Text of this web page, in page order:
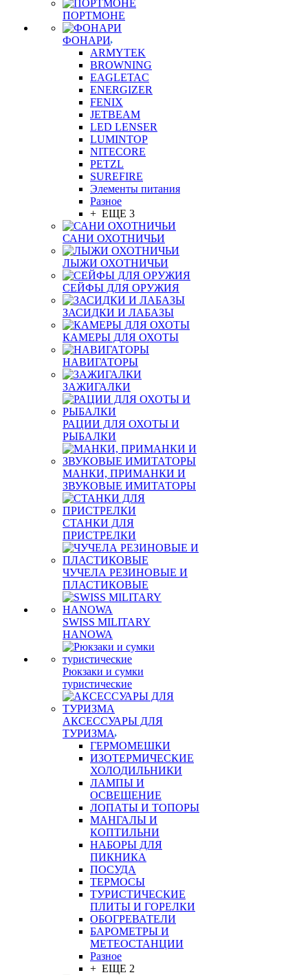
ПОРТМОНЕ
ФОНАРИ
ARMYTEK
BROWNING
EAGLETAC
ENERGIZER
FENIX
JETBEAM
LED LENSER
LUMINTOP
NITECORE
PETZL
SUREFIRE
Элементы питания
Разное
+ ЕЩЕ 3
САНИ ОХОТНИЧЬИ
ЛЫЖИ ОХОТНИЧЬИ
СЕЙФЫ ДЛЯ ОРУЖИЯ
ЗАСИДКИ И ЛАБАЗЫ
КАМЕРЫ ДЛЯ ОХОТЫ
НАВИГАТОРЫ
ЗАЖИГАЛКИ
РАЦИИ ДЛЯ ОХОТЫ И
РЫБАЛКИ
МАНКИ, ПРИМАНКИ И
ЗВУКОВЫЕ ИМИТАТОРЫ
СТАНКИ ДЛЯ
ПРИСТРЕЛКИ
ЧУЧЕЛА РЕЗИНОВЫЕ И
ПЛАСТИКОВЫЕ
SWISS MILITARY
HANOWA
Рюкзаки и сумки
туристические
АКСЕССУАРЫ ДЛЯ
ТУРИЗМА
ГЕРМОМЕШКИ
ИЗОТЕРМИЧЕСКИЕ
ХОЛОДИЛЬНИКИ
ЛАМПЫ И
ОСВЕЩЕНИЕ
ЛОПАТЫ И ТОПОРЫ
МАНГАЛЫ И
КОПТИЛЬНИ
НАБОРЫ ДЛЯ
ПИКНИКА
ПОСУДА
ТЕРМОСЫ
ТУРИСТИЧЕСКИЕ
ПЛИТЫ И ГОРЕЛКИ
ОБОГРЕВАТЕЛИ
БАРОМЕТРЫ И
МЕТЕОСТАНЦИИ
Разное
+ ЕЩЕ 2